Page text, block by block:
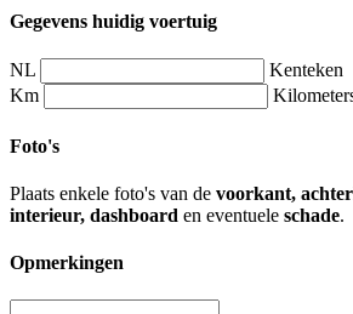
Gegevens huidig voertuig
NL
Kenteken
Km
Foto's
Plaats enkele foto's van de voorkant,
interieur, dashboard en eventuele schade.
Opmerkingen